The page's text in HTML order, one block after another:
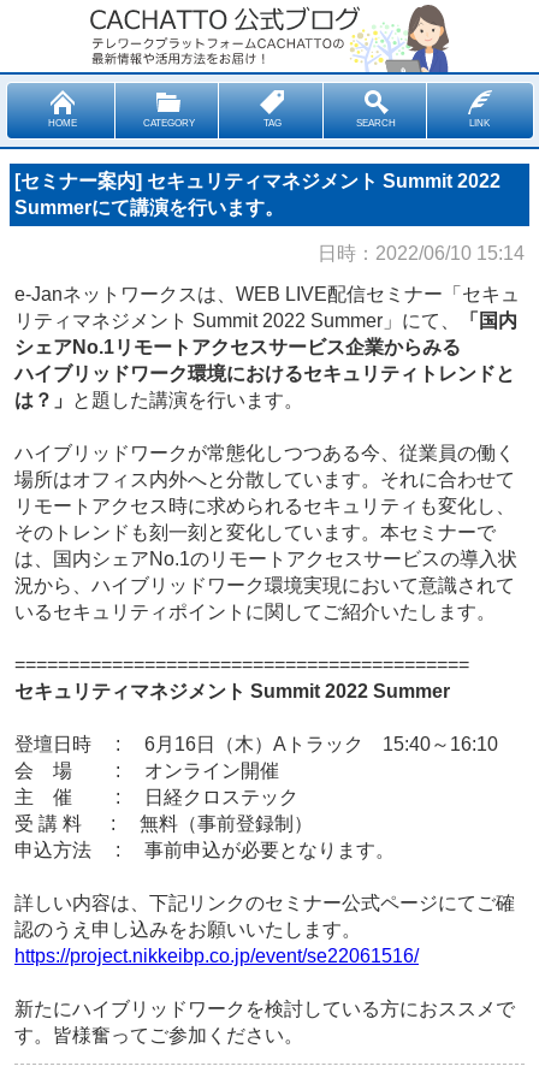
HOME CATEGORY TAG SEARCH LINK
[セミナー案内] セキュリティマネジメント Summit 2022
Summerにて講演を行います。
日時：2022/06/10 15:14
e-Janネットワークスは、WEB LIVE配信セミナー「セキュ
リティマネジメント Summit 2022 Summer」にて、
「国内
シェアNo.1リモートアクセスサービス企業からみる
ハイブリッドワーク環境におけるセキュリティトレンドと
は？」
と題した講演を行います。
ハイブリッドワークが常態化しつつある今、従業員の働く
場所はオフィス内外へと分散しています。それに合わせて
リモートアクセス時に求められるセキュリティも変化し、
そのトレンドも刻一刻と変化しています。本セミナーで
は、国内シェアNo.1のリモートアクセスサービスの導入状
況から、ハイブリッドワーク環境実現において意識されて
いるセキュリティポイントに関してご紹介いたします。
==========================================
セキュリティマネジメント Summit 2022 Summer
登壇日時 : 6月16日（木）Aトラック 15:40～16:10
会 場 : オンライン開催
主 催 : 日経クロステック
受 講 料 : 無料（事前登録制）
申込方法 : 事前申込が必要となります。
詳しい内容は、下記リンクのセミナー公式ページにてご確
認のうえ申し込みをお願いいたします。
https://project.nikkeibp.co.jp/event/se22061516/
新たにハイブリッドワークを検討している方におススメで
す。皆様奮ってご参加ください。